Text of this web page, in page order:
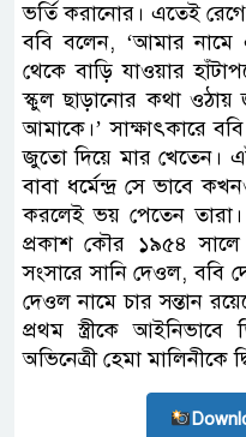
ভর্তি করানোর। এতেই
ববি বলেন, ‘আমার
থেকে বাড়ি যাওয়ার
স্কুল ছাড়ানোর কথা
আমাকে।’ সাক্ষাৎকারে
জুতো দিয়ে মার খেতেন।
বাবা ধর্মেন্দ্র সে ভাবে
করলেই ভয় পেতেন তারা।
প্রকাশ কৌর ১৯৫৪ সালে
সংসারে সানি দেওল, ববি
দেওল নামে চার সন্তান
প্রথম স্ত্রীকে
অভিনেত্রী হেমা মালিনীকে